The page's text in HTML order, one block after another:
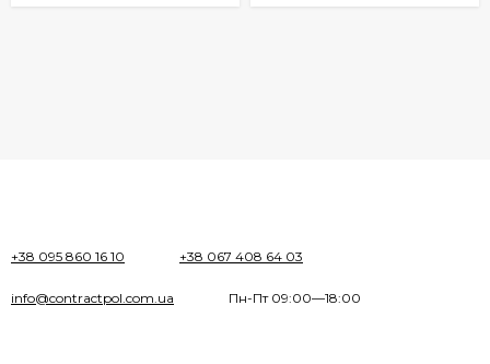
+38 095 860 16 10 +38 067 408 64 03
info@contractpol.com.ua Пн-Пт 09:00—18:00